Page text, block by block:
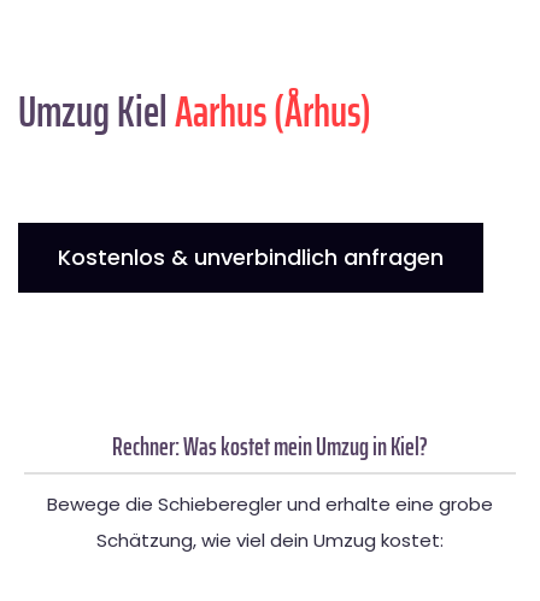
Umzug KielAarhus (Århus)
Kostenlos & unverbindlich anfragen
Rechner: Was kostet mein Umzug in Kiel?
Bewege die Schieberegler und erhalte eine grobe
Schätzung, wie viel dein Umzug kostet: